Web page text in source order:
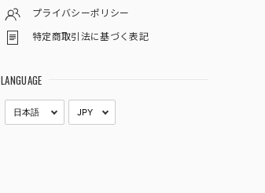
プライバシーポリシー
特定商取引法に基づく表記
LANGUAGE